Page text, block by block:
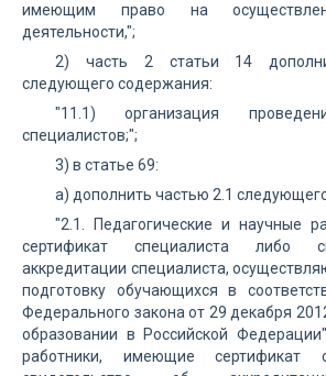
имеющим право на
деятельности,";
2) часть 2 статьи 14
следующего содержания:
"11.1) организация
специалистов;";
3) в статье 69:
а) дополнить частью 2.1
"2.1. Педагогические и научные
сертификат специалиста либо
аккредитации специалиста,
подготовку обучающихся в
Федерального закона от 29 декабря
образовании в Российской
работники, имеющие сертификат